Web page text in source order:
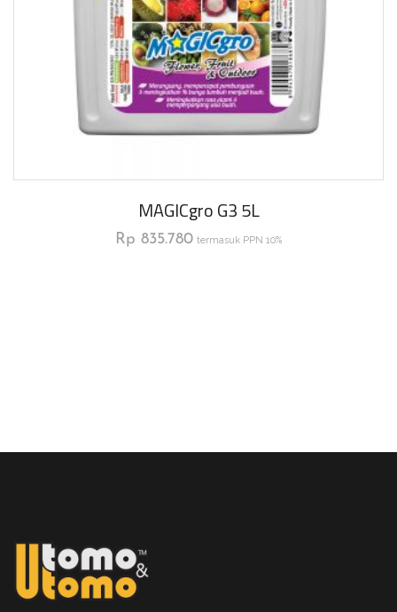
MAGICgro G3 5L
Rp 835.780 termasuk PPN 10%